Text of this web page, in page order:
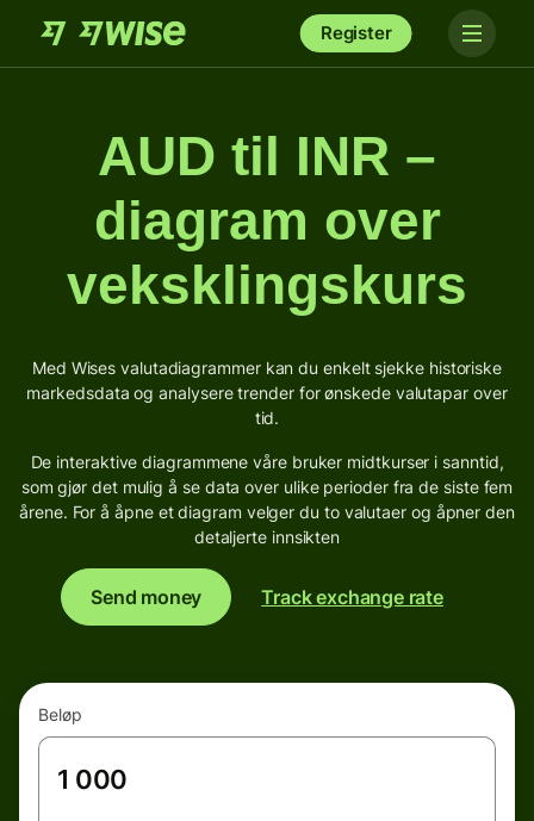
Register
AUD til INR –
diagram over
veksklingskurs
Med Wises valutadiagrammer kan du enkelt sjekke historiske
markedsdata og analysere trender for ønskede valutapar over
tid.
De interaktive diagrammene våre bruker midtkurser i sanntid,
som gjør det mulig å se data over ulike perioder fra de siste fem
årene. For å åpne et diagram velger du to valutaer og åpner den
detaljerte innsikten
Send money Track exchange rate
Beløp